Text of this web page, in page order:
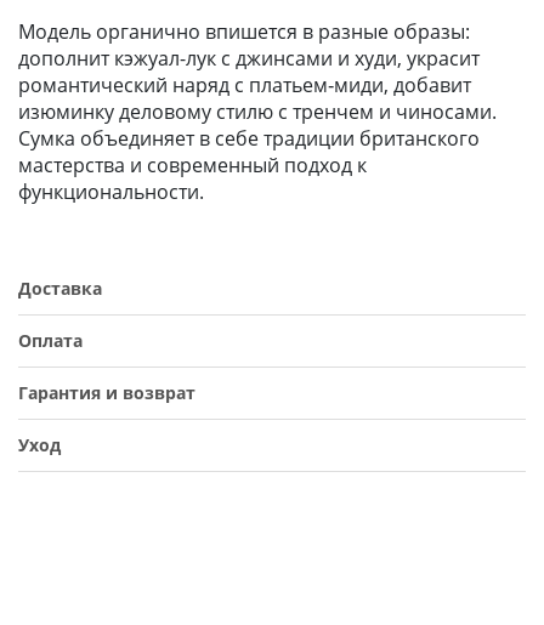
Модель органично впишется в разные образы:
дополнит кэжуал-лук с джинсами и худи, украсит
романтический наряд с платьем‑миди, добавит
изюминку деловому стилю с тренчем и чиносами.
Сумка объединяет в себе традиции британского
мастерства и современный подход к
функциональности.
Доставка
Оплата
Гарантия и возврат
Уход